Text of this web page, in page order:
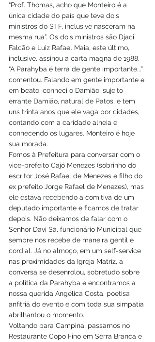
“Prof. Thomas, acho que Monteiro é a
única cidade do país que teve dois
ministros do STF, inclusive nasceram na
mesma rua”. Os dois ministros são Djaci
Falcão e Luiz Rafael Maia, este último,
inclusive, assinou a carta magna de 1988.
“A Parahyba é terra de gente importante...”
comentou. Falando em gente importante e
em beato, conheci o Damião, sujeito
errante Damião, natural de Patos, e tem
uns trinta anos que ele vaga por cidades,
contando com a caridade alheia e
conhecendo os lugares. Monteiro é hoje
sua morada.
Fomos à Prefeitura para conversar com o
vice-prefeito Cajó Menezes (sobrinho do
escritor José Rafael de Menezes e filho do
ex prefeito Jorge Rafael de Menezes), mas
ele estava recebendo a comitiva de um
deputado importante e ficamos de tratar
depois. Não deixamos de falar com o
Senhor Davi Sá, funcionário Municipal que
sempre nos recebe de maneira gentil e
cordial. Já no almoço, em um self-service
nas proximidades da Igreja Matriz, a
conversa se desenrolou, sobretudo sobre
a política da Parahyba e encontramos a
nossa querida Angélica Costa, poetisa
anfitriã do evento e com toda sua simpatia
abrilhantou o momento.
Voltando para Campina, passamos no
Restaurante Copo Fino em Serra Branca e